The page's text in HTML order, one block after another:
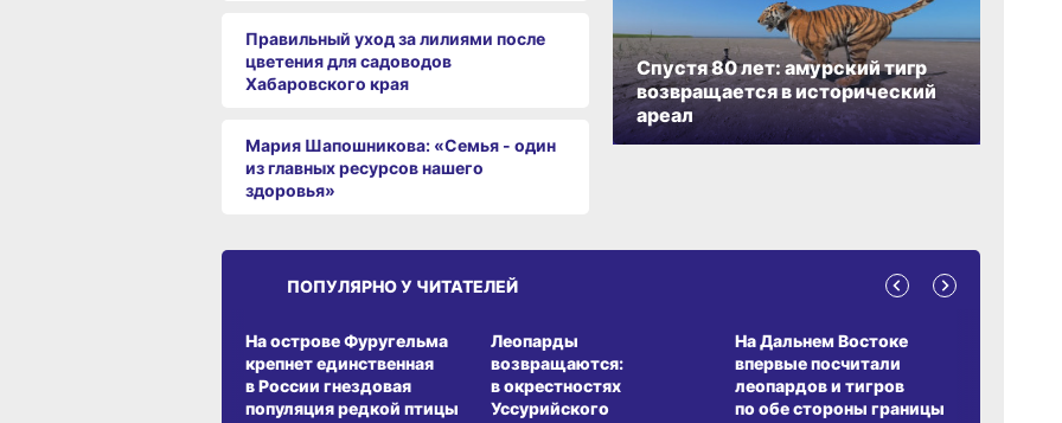
Правильный уход за лилиями после
цветения для садоводов
Хабаровского края
Мария Шапошникова: «Семья - один
из главных ресурсов нашего
здоровья»
Спустя 80 лет: амурский тигр
возвращается в исторический
ареал
ПОПУЛЯРНО У ЧИТАТЕЛЕЙ
На острове Фуругельма
крепнет единственная
в России гнездовая
популяция редкой птицы
Леопарды
возвращаются:
в окрестностях
Уссурийского
На Дальнем Востоке
впервые посчитали
леопардов и тигров
по обе стороны границы